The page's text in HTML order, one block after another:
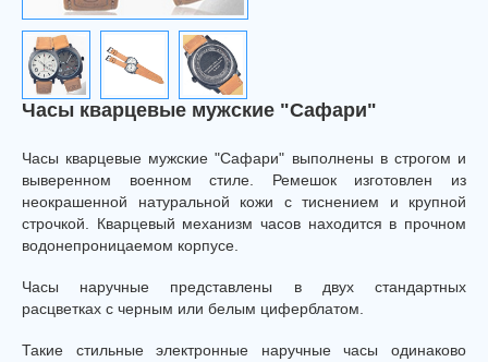
Часы кварцевые мужские "Сафари"
Часы кварцевые мужские "Сафари" выполнены в строгом и
выверенном военном стиле. Ремешок изготовлен из
неокрашенной натуральной кожи с тиснением и крупной
строчкой. Кварцевый механизм часов находится в прочном
водонепроницаемом корпусе.
Часы наручные представлены в двух стандартных
расцветках с черным или белым циферблатом.
Такие стильные электронные наручные часы одинаково